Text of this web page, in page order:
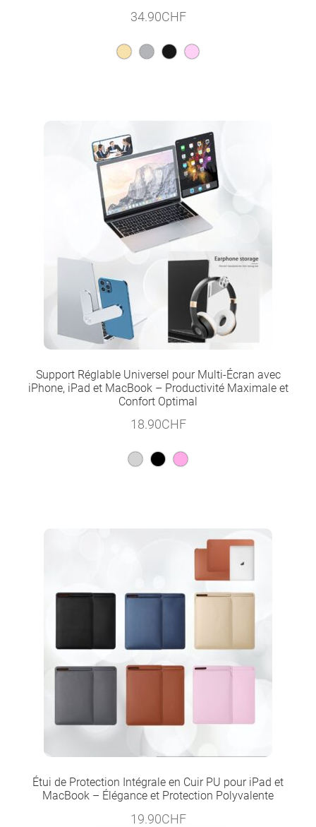
34.90CHF
Support Réglable Universel pour Multi-Écran avec
iPhone, iPad et MacBook – Productivité Maximale et
Confort Optimal
18.90CHF
Étui de Protection Intégrale en Cuir PU pour iPad et
MacBook – Élégance et Protection Polyvalente
19.90CHF